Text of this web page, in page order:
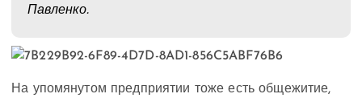
Павленко.
На упомянутом предприятии тоже есть общежитие,